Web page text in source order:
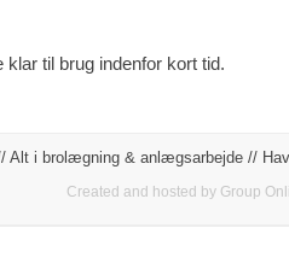
til brug indenfor kort tid.
Alt i brolægning & anlægsarbejde //
Created and hosted by Group